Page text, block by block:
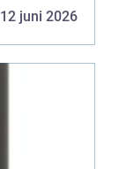
12 juni 2026